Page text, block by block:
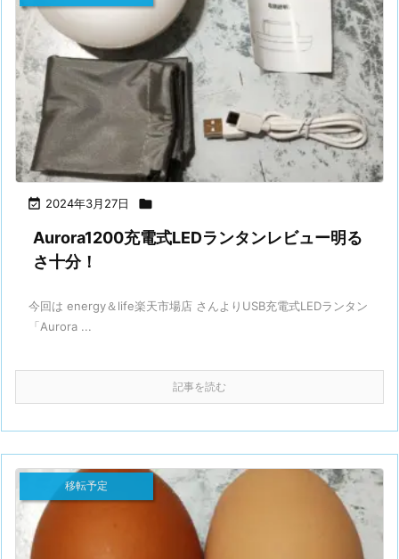
 2024年3月27日 
Aurora1200充電式LEDランタンレビュー明る
さ十分！
今回は energy＆life楽天市場店 さんよりUSB充電式LEDランタン
「Aurora ...
記事を読む
移転予定